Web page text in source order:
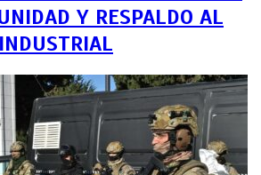
Y RESPALDO AL